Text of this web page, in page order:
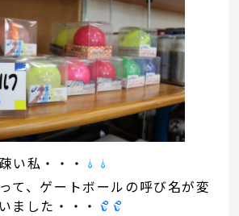
い私・・・
て、ゲートボールの呼び名が変
ました・・・